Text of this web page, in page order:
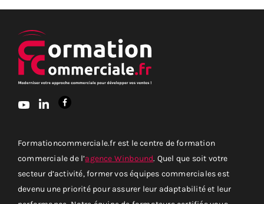
Formationcommerciale.fr est le centre de formation
commerciale de l’agence Winbound. Quel que soit votre
secteur d’activité, former vos équipes commerciales est
devenu une priorité pour assurer leur adaptabilité et leur